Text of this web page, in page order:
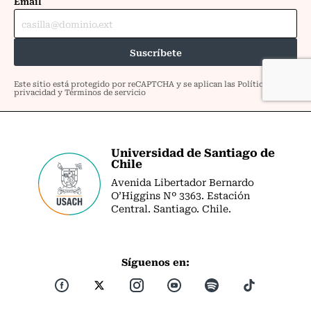
Universidad de Santiago de
Chile
Avenida Libertador Bernardo
O’Higgins Nº 3363. Estación
Central. Santiago. Chile.
Síguenos en: